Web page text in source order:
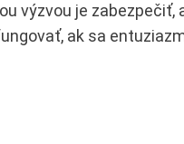
výzvou je
ak sa